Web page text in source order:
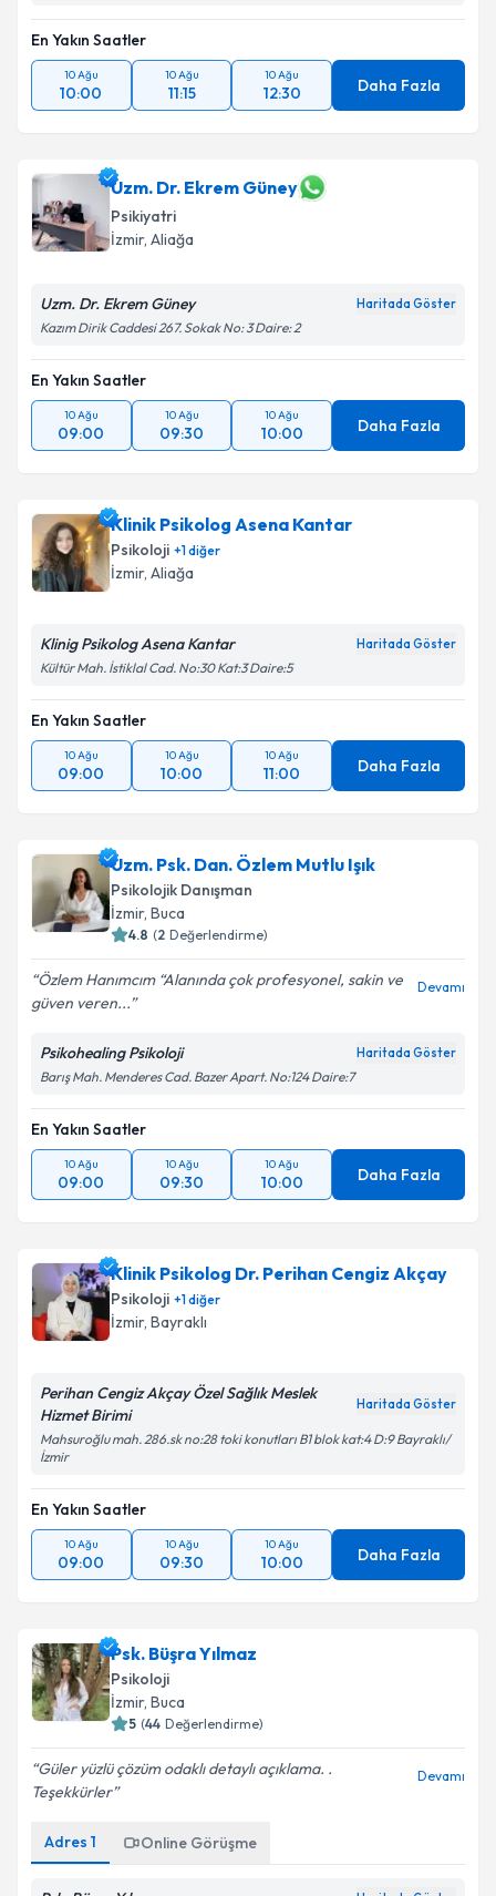
En Yakın Saatler
10 Ağu
10:00
10 Ağu
11:15
10 Ağu
12:30 Daha Fazla
Uzm. Dr. Ekrem Güney
Psikiyatri
İzmir, Aliağa
Uzm. Dr. Ekrem Güney Haritada Göster
Kazım Dirik Caddesi 267. Sokak No: 3 Daire: 2
En Yakın Saatler
10 Ağu
09:00
10 Ağu
09:30
10 Ağu
10:00 Daha Fazla
Klinik Psikolog Asena Kantar
Psikoloji +1diğer
İzmir, Aliağa
Klinig Psikolog Asena Kantar Haritada Göster
Kültür Mah. İstiklal Cad. No:30 Kat:3 Daire:5
En Yakın Saatler
10 Ağu
09:00
10 Ağu
10:00
10 Ağu
11:00 Daha Fazla
Uzm. Psk. Dan. Özlem Mutlu Işık
Psikolojik Danışman
İzmir, Buca
4.8 (2 Değerlendirme)
Özlem Hanımcım “Alanında çok profesyonel, sakin ve
güven veren...
Devamı
Psikohealing Psikoloji Haritada Göster
Barış Mah. Menderes Cad. Bazer Apart. No:124 Daire:7
En Yakın Saatler
10 Ağu
09:00
10 Ağu
09:30
10 Ağu
10:00 Daha Fazla
Klinik Psikolog Dr. Perihan Cengiz Akçay
Psikoloji +1diğer
İzmir, Bayraklı
Perihan Cengiz Akçay Özel Sağlık Meslek
Hizmet Birimi
Haritada Göster
Mahsuroğlu mah. 286.sk no:28 toki konutları B1 blok kat:4 D:9 Bayraklı/
İzmir
En Yakın Saatler
10 Ağu
09:00
10 Ağu
09:30
10 Ağu
10:00 Daha Fazla
Psk. Büşra Yılmaz
Psikoloji
İzmir, Buca
5 (44 Değerlendirme)
Güler yüzlü çözüm odaklı detaylı açıklama. .
Teşekkürler
Devamı
Adres 1 Online Görüşme